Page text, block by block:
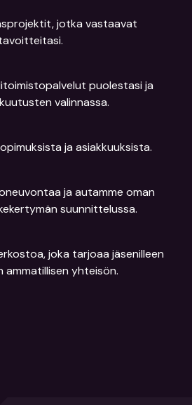
jotka vastaavat
puolestasi ja
valinnassa.
ja asiakkuuksista.
ja autamme oman
suunnittelussa.
joka tarjoaa jäsenilleen
ammatillisen yhteisön.